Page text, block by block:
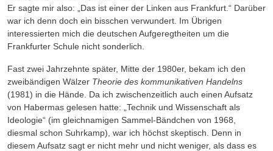
Er sagte mir also: „Das ist einer der Linken aus Frank­furt.“ Darüber
war ich denn doch ein bisschen verwundert. Im Übrigen
interessierten mich die deutschen Aufgeregtheiten um die
Frankfurter Schule nicht sonderlich.
Fast zwei Jahrzehnte später, Mitte der 1980er, bekam ich den
zweibändigen Wälzer Theorie des kommunikativen Handelns
(1981) in die Hände. Da ich zwischenzeitlich auch einen Aufsatz
von Habermas gelesen hatte: „Technik und Wissenschaft als
Ideologie“ (im gleichnamigen Sammel-Bändchen von 1968,
diesmal schon Suhrkamp), war ich höchst skeptisch. Denn in
diesem Auf­satz sagt er nicht mehr und nicht weniger, als dass es